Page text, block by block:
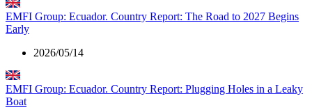
EMFI Group: Ecuador. Country Report: The Road to 2027 Begins
Early
2026/05/14
EMFI Group: Ecuador. Country Report: Plugging Holes in a Leaky
Boat